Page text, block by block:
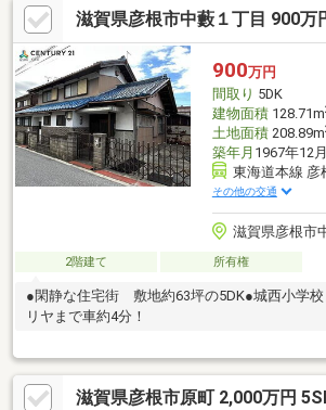
滋賀県彦根市中藪１丁目 900万
900万円
間取り 5DK
建物面積128.71m
土地面積208.89m
築年月 1967年12
東海道本線 彦
その他の交通
滋賀県彦根市
2階建て 所有権
●閑静な住宅街 敷地約63坪の5DK●城西小学
リヤまで車約4分！
滋賀県彦根市原町 2,000万円